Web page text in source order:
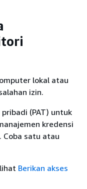
lokal atau
izin.
(PAT) untuk
kredensi
Coba satu atau
Berikan akses